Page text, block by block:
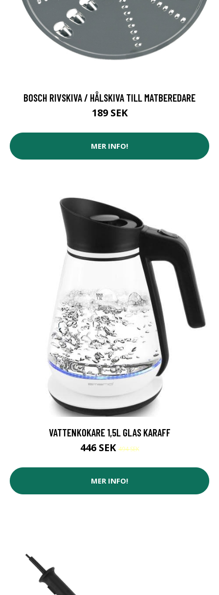
BOSCH RIVSKIVA / HÅLSKIVA TILL MATBEREDARE
189 SEK
MER INFO!
VATTENKOKARE 1,5L GLAS KARAFF
446 SEK494 SEK
MER INFO!